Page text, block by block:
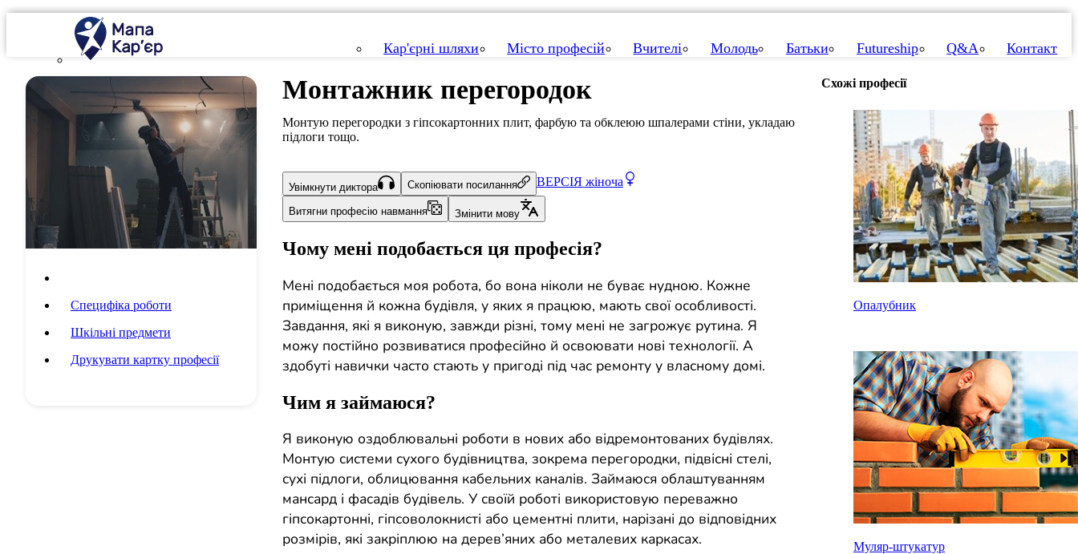
Кар'єрні шляхи Місто професій Вчителі Молодь Батьки Futureship Q&A Контакт
Специфіка роботи
Шкільні предмети
Друкувати картку професії
Монтажник перегородок
Монтую перегородки з гіпсокартонних плит, фарбую та обклеюю шпалерами стіни, укладаю
підлоги тощо.
Увімкнути диктора Скопіювати посилання ВЕРСІЯ жіноча
Витягни професію навмання Змінити мову
Чому мені подобається ця професія?
Мені подобається моя робота, бо вона ніколи не буває нудною. Кожне
приміщення й кожна будівля, у яких я працюю, мають свої особливості.
Завдання, які я виконую, завжди різні, тому мені не загрожує рутина. Я
можу постійно розвиватися професійно й освоювати нові технології. А
здобуті навички часто стають у пригоді під час ремонту у власному домі.
Чим я займаюся?
Я виконую оздоблювальні роботи в нових або відремонтованих будівлях.
Монтую системи сухого будівництва, зокрема перегородки, підвісні стелі,
сухі підлоги, облицювання кабельних каналів. Займаюся облаштуванням
мансард і фасадів будівель. У своїй роботі використовую переважно
гіпсокартонні, гіпсоволокнисті або цементні плити, нарізані до відповідних
розмірів, які закріплюю на дерев’яних або металевих каркасах.
Схожі професії
Опалубник
Муляр-штукатур